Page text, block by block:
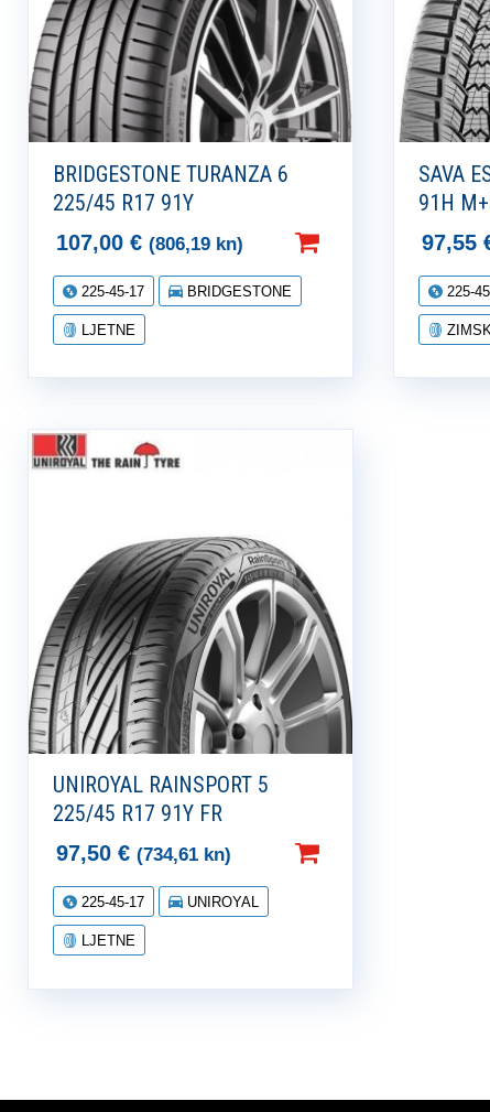
BRIDGESTONE TURANZA 6
225/45 R17 91Y
107,00 € (806,19 kn)
225-45-17 BRIDGESTONE
LJETNE
SAVA
91H
97,55
225-
UNIROYAL RAINSPORT 5
225/45 R17 91Y FR
97,50 € (734,61 kn)
225-45-17 UNIROYAL
LJETNE